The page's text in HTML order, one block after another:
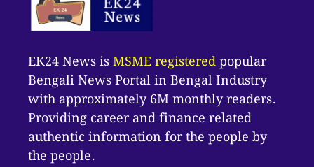
EK24 News isMSME registeredpopular
Bengali News Portal in Bengal Industry
with approximately 6M monthly readers.
Providing career and finance related
authentic information for the people by
the people.